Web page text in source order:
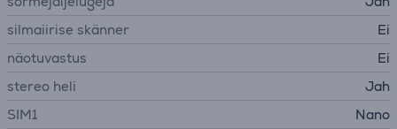
silmaiirise skänner
Ei
näotuvastus
Ei
stereo heli
Jah
SIM1
Nano